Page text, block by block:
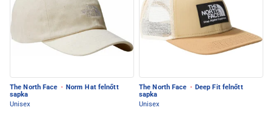
The North Face · Norm Hat felnőtt
sapka
Unisex
The North Face · Deep Fit felnőtt
sapka
Unisex